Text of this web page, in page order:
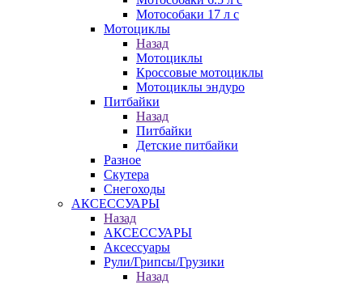
Мотособаки 17 л с
Мотоциклы
Назад
Мотоциклы
Кроссовые мотоциклы
Мотоциклы эндуро
Питбайки
Назад
Питбайки
Детские питбайки
Разное
Скутера
Снегоходы
АКСЕССУАРЫ
Назад
АКСЕССУАРЫ
Аксессуары
Рули/Грипсы/Грузики
Назад